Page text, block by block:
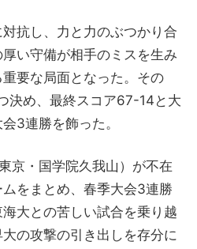
抗し、力と力のぶつかり合
い守備が相手のミスを生み
要な局面となった。その
決め、最終スコア67-14と大
3連勝を飾った。
京・国学院久我山）が不在
をまとめ、春季大会3連勝
大との苦しい試合を乗り越
の攻撃の引き出しを存分に